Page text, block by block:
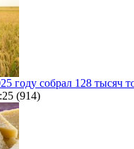
году собрал 128 тысяч
(914)